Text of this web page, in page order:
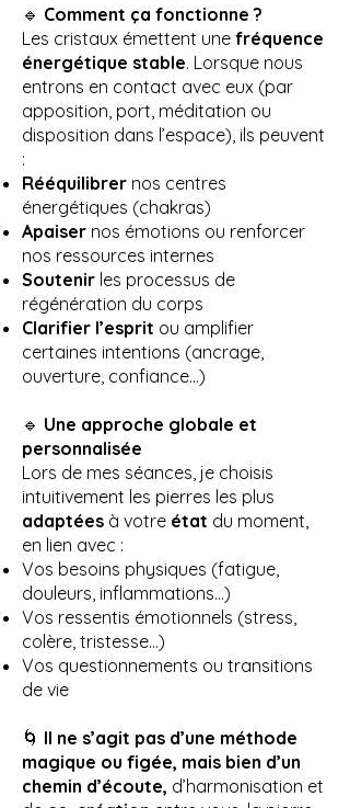
🔹 Comment ça fonctionne ?
Les cristaux émettent une fréquence
énergétique stable. Lorsque nous
entrons en contact avec eux (par
apposition, port, méditation ou
disposition dans l’espace), ils peuvent
:
Rééquilibrer nos centres
énergétiques (chakras)
Apaiser nos émotions ou renforcer
nos ressources internes
Soutenir les processus de
régénération du corps
Clarifier l’esprit ou amplifier
certaines intentions (ancrage,
ouverture, confiance…)
🔹 Une approche globale et
personnalisée
Lors de mes séances, je choisis
intuitivement les pierres les plus
adaptées à votre état du moment,
en lien avec :
Vos besoins physiques (fatigue,
douleurs, inflammations…)
Vos ressentis émotionnels (stress,
colère, tristesse…)
Vos questionnements ou transitions
de vie
🌀 Il ne s’agit pas d’une méthode
magique ou figée, mais bien d’un
chemin d’écoute, d’harmonisation et